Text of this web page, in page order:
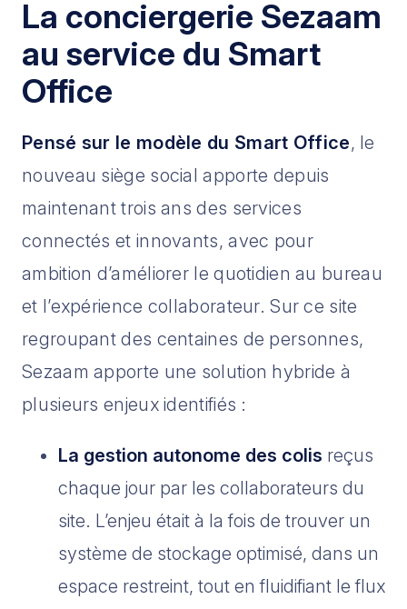
La conciergerie Sezaam
au service du Smart
Office
Pensé sur le modèle du Smart Office, le
nouveau siège social apporte depuis
maintenant trois ans des services
connectés et innovants, avec pour
ambition d’améliorer le quotidien au bureau
et l’expérience collaborateur. Sur ce site
regroupant des centaines de personnes,
Sezaam apporte une solution hybride à
plusieurs enjeux identifiés :
La gestion autonome des colis reçus
chaque jour par les collaborateurs du
site. L’enjeu était à la fois de trouver un
système de stockage optimisé, dans un
espace restreint, tout en fluidifiant le flux